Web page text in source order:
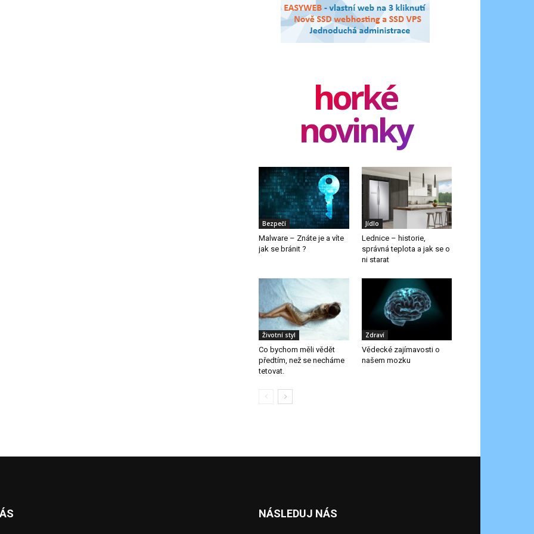
horké
novinky
Bezpečí
Malware – Znáte je a víte
jak se bránit ?
Jídlo
Lednice – historie,
správná teplota a jak se o
ni starat
Životní styl
Co bychom měli vědět
předtím, než se necháme
tetovat.
Zdraví
Vědecké zajímavosti o
našem mozku
NÁSLEDUJ NÁS